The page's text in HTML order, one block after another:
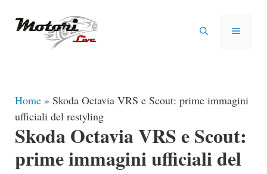
MENU
Home » Skoda Octavia VRS e Scout: prime immagini
ufficiali del restyling
Skoda Octavia VRS e Scout:
prime immagini ufficiali del